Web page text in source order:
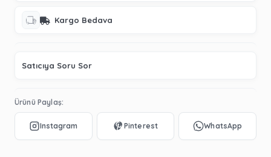
Kargo Bedava
Satıcıya Soru Sor
Ürünü Paylaş: